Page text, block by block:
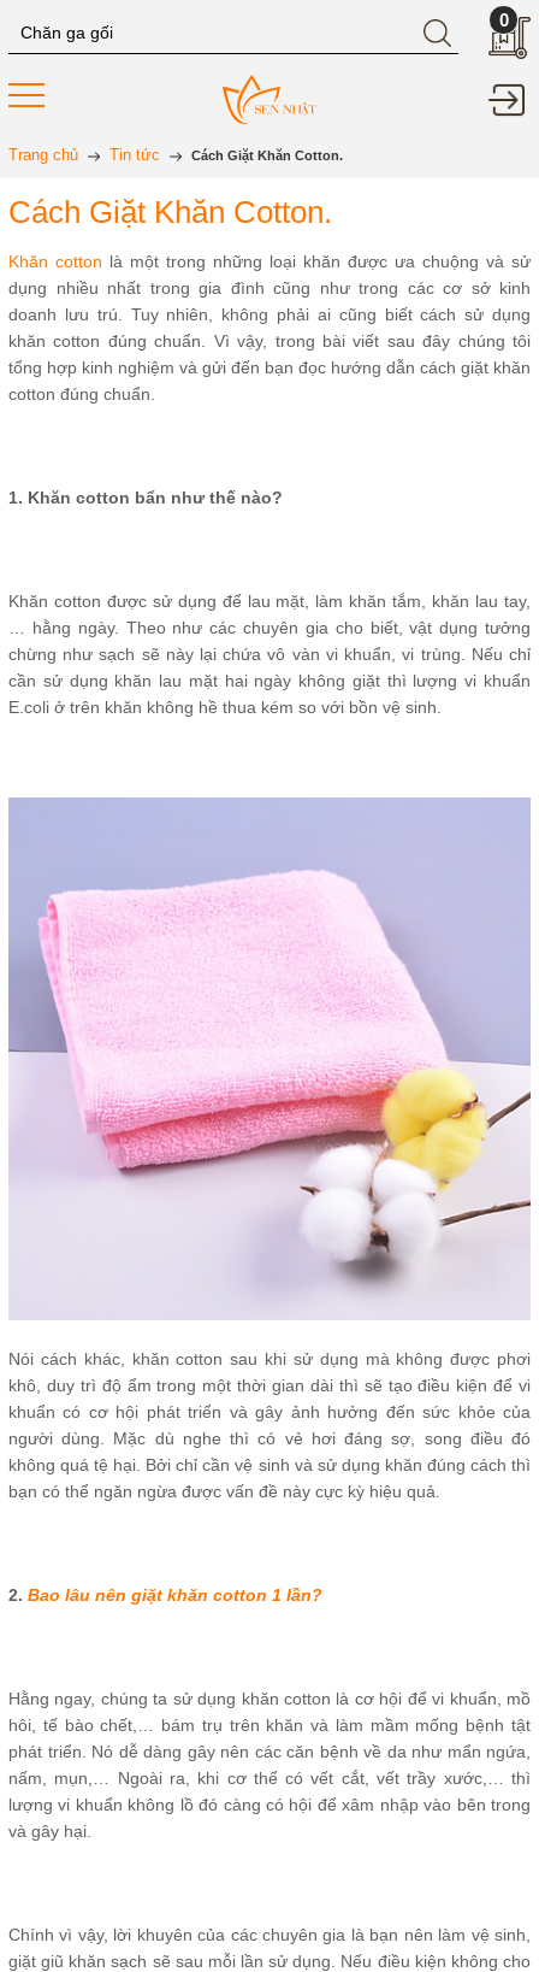
0
Trang chủ Tin tức Cách Giặt Khăn Cotton.
Cách Giặt Khăn Cotton.
Khăn cotton là một trong những loại khăn được ưa chuộng và sử
dụng nhiều nhất trong gia đình cũng như trong các cơ sở kinh
doanh lưu trú. Tuy nhiên, không phải ai cũng biết cách sử dụng
khăn cotton đúng chuẩn. Vì vậy, trong bài viết sau đây chúng tôi
tổng hợp kinh nghiệm và gửi đến bạn đọc hướng dẫn cách giặt khăn
cotton đúng chuẩn.
1. Khăn cotton bẩn như thế nào?
Khăn cotton được sử dụng để lau mặt, làm khăn tắm, khăn lau tay,
… hằng ngày. Theo như các chuyên gia cho biết, vật dụng tưởng
chừng như sạch sẽ này lại chứa vô vàn vi khuẩn, vi trùng. Nếu chỉ
cần sử dụng khăn lau mặt hai ngày không giặt thì lượng vi khuẩn
E.coli ở trên khăn không hề thua kém so với bồn vệ sinh.
Nói cách khác, khăn cotton sau khi sử dụng mà không được phơi
khô, duy trì độ ẩm trong một thời gian dài thì sẽ tạo điều kiện để vi
khuẩn có cơ hội phát triển và gây ảnh hưởng đến sức khỏe của
người dùng. Mặc dù nghe thì có vẻ hơi đáng sợ, song điều đó
không quá tệ hại. Bởi chỉ cần vệ sinh và sử dụng khăn đúng cách thì
bạn có thể ngăn ngừa được vấn đề này cực kỳ hiệu quả.
2. Bao lâu nên giặt khăn cotton 1 lần?
Hằng ngay, chúng ta sử dụng khăn cotton là cơ hội để vi khuẩn, mồ
hôi, tế bào chết,… bám trụ trên khăn và làm mầm mống bệnh tật
phát triển. Nó dễ dàng gây nên các căn bệnh về da như mẩn ngứa,
nấm, mụn,… Ngoài ra, khi cơ thể có vết cắt, vết trầy xước,… thì
lượng vi khuẩn không lồ đó càng có hội để xâm nhập vào bên trong
và gây hại.
Chính vì vậy, lời khuyên của các chuyên gia là bạn nên làm vệ sinh,
giặt giũ khăn sạch sẽ sau mỗi lần sử dụng. Nếu điều kiện không cho